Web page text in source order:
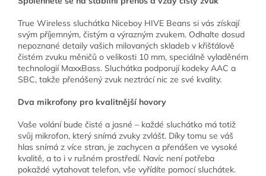
True Wireless sluchátka Niceboy HIVE Beans si vás získají
svým příjemným, čistým a výrazným zvukem. Odhalte dosud
nepoznané detaily vašich milovaných skladeb v křišťálově
čistém zvuku měničů o velikosti 10 mm, speciálně vyladěném
technologií MaxxBass. Sluchátka podporují kodeky AAC a
SBC, takže přenášený zvuk neztrácí nic ze své kvality.
Dva mikrofony pro kvalitnější hovory
Vaše volání bude čisté a jasné – každé sluchátko má totiž
svůj mikrofon, který snímá zvuky zvlášť. Díky tomu se váš
hlas snímá z více stran, je zachycen a přenášen ve vysoké
kvalitě, a to i v rušném prostředí. Navíc není potřeba
pokaždé vytahovat telefon, vše vyřídíte pomocí sluchátek.